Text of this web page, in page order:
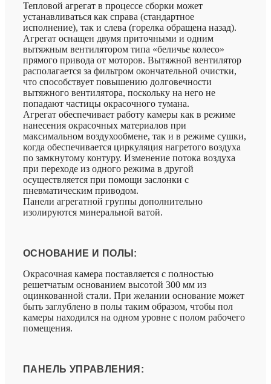
Тепловой агрегат в процессе сборки может
устанавливаться как справа (стандартное
исполнение), так и слева (горелка обращена назад).
Агрегат оснащен двумя приточными и одним
вытяжным вентилятором типа «беличье колесо»
прямого привода от моторов. Вытяжной вентилятор
располагается за фильтром окончательной очистки,
что способствует повышению долговечности
вытяжного вентилятора, поскольку на него не
попадают частицы окрасочного тумана.
Агрегат обеспечивает работу камеры как в режиме
нанесения окрасочных материалов при
максимальном воздухообмене, так и в режиме сушки,
когда обеспечивается циркуляция нагретого воздуха
по замкнутому контуру. Изменение потока воздуха
при переходе из одного режима в другой
осуществляется при помощи заслонки с
пневматическим приводом.
Панели агрегатной группы дополнительно
изолируются минеральной ватой.
ОСНОВАНИЕ И ПОЛЫ:
Окрасочная камера поставляется с полностью
решетчатым основанием высотой 300 мм из
оцинкованной стали. При желании основание может
быть заглублено в полы таким образом, чтобы пол
камеры находился на одном уровне с полом рабочего
помещения.
ПАНЕЛЬ УПРАВЛЕНИЯ: